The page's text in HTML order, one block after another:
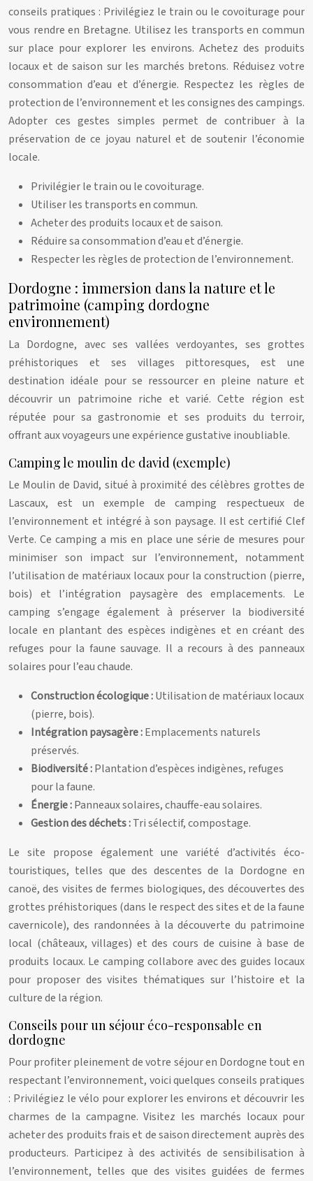
conseils pratiques : Privilégiez le train ou le covoiturage pour
vous rendre en Bretagne. Utilisez les transports en commun
sur place pour explorer les environs. Achetez des produits
locaux et de saison sur les marchés bretons. Réduisez votre
consommation d’eau et d’énergie. Respectez les règles de
protection de l’environnement et les consignes des campings.
Adopter ces gestes simples permet de contribuer à la
préservation de ce joyau naturel et de soutenir l’économie
locale.
Privilégier le train ou le covoiturage.
Utiliser les transports en commun.
Acheter des produits locaux et de saison.
Réduire sa consommation d’eau et d’énergie.
Respecter les règles de protection de l’environnement.
Dordogne : immersion dans la nature et le
patrimoine (camping dordogne
environnement)
La Dordogne, avec ses vallées verdoyantes, ses grottes
préhistoriques et ses villages pittoresques, est une
destination idéale pour se ressourcer en pleine nature et
découvrir un patrimoine riche et varié. Cette région est
réputée pour sa gastronomie et ses produits du terroir,
offrant aux voyageurs une expérience gustative inoubliable.
Camping le moulin de david (exemple)
Le Moulin de David, situé à proximité des célèbres grottes de
Lascaux, est un exemple de camping respectueux de
l’environnement et intégré à son paysage. Il est certifié Clef
Verte. Ce camping a mis en place une série de mesures pour
minimiser son impact sur l’environnement, notamment
l’utilisation de matériaux locaux pour la construction (pierre,
bois) et l’intégration paysagère des emplacements. Le
camping s’engage également à préserver la biodiversité
locale en plantant des espèces indigènes et en créant des
refuges pour la faune sauvage. Il a recours à des panneaux
solaires pour l’eau chaude.
Construction écologique :Utilisation de matériaux locaux
(pierre, bois).
Intégration paysagère :Emplacements naturels
préservés.
Biodiversité :Plantation d’espèces indigènes, refuges
pour la faune.
Énergie :Panneaux solaires, chauffe-eau solaires.
Gestion des déchets :Tri sélectif, compostage.
Le site propose également une variété d’activités éco-
touristiques, telles que des descentes de la Dordogne en
canoë, des visites de fermes biologiques, des découvertes des
grottes préhistoriques (dans le respect des sites et de la faune
cavernicole), des randonnées à la découverte du patrimoine
local (châteaux, villages) et des cours de cuisine à base de
produits locaux. Le camping collabore avec des guides locaux
pour proposer des visites thématiques sur l’histoire et la
culture de la région.
Conseils pour un séjour éco-responsable en
dordogne
Pour profiter pleinement de votre séjour en Dordogne tout en
respectant l’environnement, voici quelques conseils pratiques
: Privilégiez le vélo pour explorer les environs et découvrir les
charmes de la campagne. Visitez les marchés locaux pour
acheter des produits frais et de saison directement auprès des
producteurs. Participez à des activités de sensibilisation à
l’environnement, telles que des visites guidées de fermes